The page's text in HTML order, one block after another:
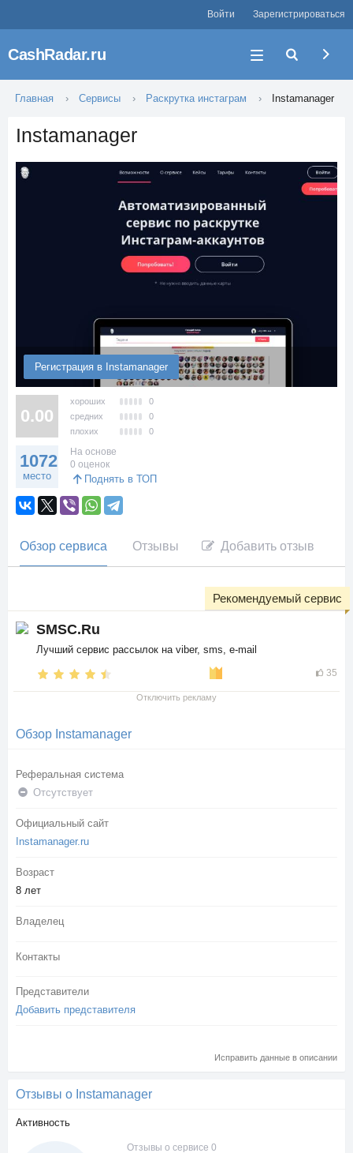
Войти Зарегистрироваться
CashRadar.ru
Главная Сервисы Раскрутка инстаграм Instamanager
Instamanager
Регистрация в Instamanager
0.00
хороших
0
средних
0
плохих
0
1072
место
На основе
0 оценок
Поднять в ТОП
Обзор сервиса Отзывы Добавить отзыв
SMSC.Ru
Лучший сервис рассылок на viber, sms, e-mail
35
Рекомендуемый сервис
Отключить рекламу
Обзор Instamanager
Реферальная система
Отсутствует
Официальный сайт
Instamanager.ru
Возраст
8 лет
Владелец
Контакты
Представители
Добавить представителя
Исправить данные в описании
Отзывы о Instamanager
Активность
Отзывы о сервисе 0